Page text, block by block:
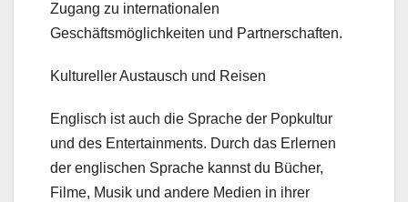
Zugang zu internationalen
Geschäftsmöglichkeiten und Partnerschaften.
Kultureller Austausch und Reisen
Englisch ist auch die Sprache der Popkultur
und des Entertainments. Durch das Erlernen
der englischen Sprache kannst du Bücher,
Filme, Musik und andere Medien in ihrer